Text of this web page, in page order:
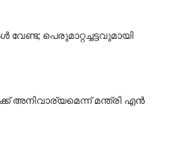
പെരുമാറ്റച്ചട്ടവുമായി
അനിവാര്യമെന്ന് മന്ത്രി എൻ